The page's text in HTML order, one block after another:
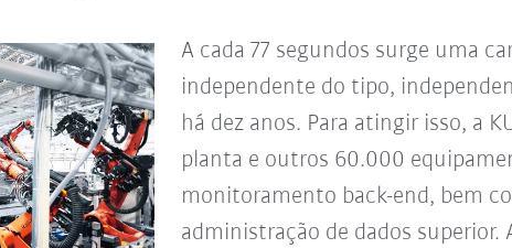
A cada 77 segundos surge uma
independente do tipo,
há dez anos. Para atingir isso, a
planta e outros 60.000
monitoramento back-end, bem
administração de dados superior.